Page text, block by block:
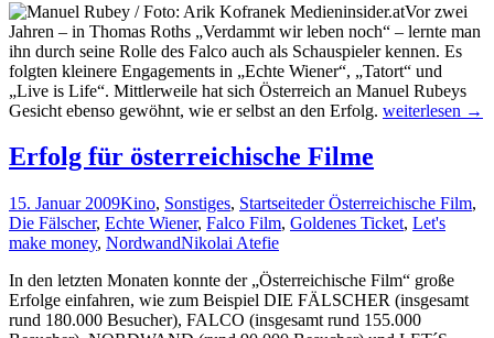
Vor zwei
Jahren – in Thomas Roths „Verdammt wir leben noch“ – lernte man
ihn durch seine Rolle des Falco auch als Schauspieler kennen. Es
folgten kleinere Engagements in „Echte Wiener“, „Tatort“ und
„Live is Life“. Mittlerweile hat sich Österreich an Manuel Rubeys
Gesicht ebenso gewöhnt, wie er selbst an den Erfolg. Manuel
der
Anfang
weiterlesen →
Erfolg für österreichische Filme
15. Januar 2009Kino, Sonstiges, Startseiteder Österreichische Film,
Die Fälscher, Echte Wiener, Falco Film, Goldenes Ticket, Let's
make money, NordwandNikolai Atefie
In den letzten Monaten konnte der „Österreichische Film“ große
Erfolge einfahren, wie zum Beispiel DIE FÄLSCHER (insgesamt
rund 180.000 Besucher), FALCO (insgesamt rund 155.000